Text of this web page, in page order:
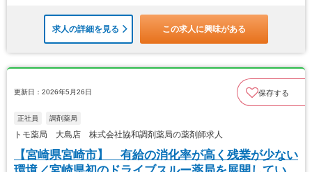
求人の詳細を見る この求人に興味がある
更新日：2026年5月26日 保存する
正社員 調剤薬局
トモ薬局 大島店 株式会社協和調剤薬局の薬剤師求人
【宮崎県宮崎市】 有給の消化率が高く残業が少ない